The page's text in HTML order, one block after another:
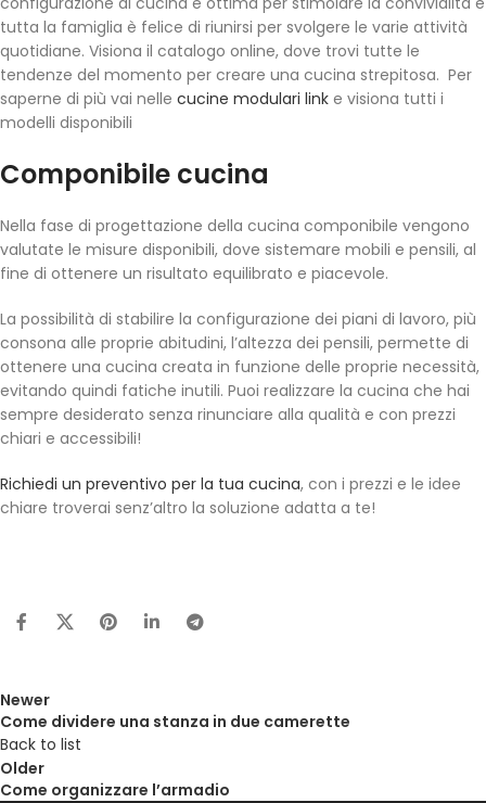
tutta la famiglia è felice di riunirsi per svolgere le varie attività
quotidiane. Visiona il catalogo online, dove trovi tutte le
tendenze del momento per creare una cucina strepitosa. Per
saperne di più vai nelle cucine modulari link e visiona tutti i
modelli disponibili
Componibile cucina
Nella fase di progettazione della cucina componibile vengono
valutate le misure disponibili, dove sistemare mobili e pensili, al
fine di ottenere un risultato equilibrato e piacevole.
La possibilità di stabilire la configurazione dei piani di lavoro, più
consona alle proprie abitudini, l’altezza dei pensili, permette di
ottenere una cucina creata in funzione delle proprie necessità,
evitando quindi fatiche inutili. Puoi realizzare la cucina che hai
sempre desiderato senza rinunciare alla qualità e con prezzi
chiari e accessibili!
Richiedi un preventivo per la tua cucina, con i prezzi e le idee
chiare troverai senz’altro la soluzione adatta a te!
Newer
Come dividere una stanza in due camerette
Back to list
Older
Come organizzare l’armadio